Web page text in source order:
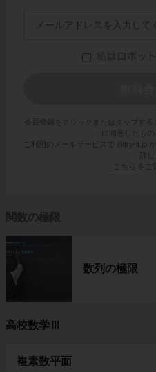
会員登録をクリックまたはタップする
に同意したも
ご利用のメールサービスで @try-it.jp
詳し
こちら
をご
関数の極限
数列の極限
高校数学Ⅲ
複素数平面